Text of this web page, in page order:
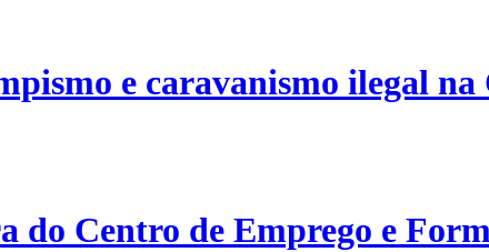
e caravanismo ilegal
Centro de Emprego e